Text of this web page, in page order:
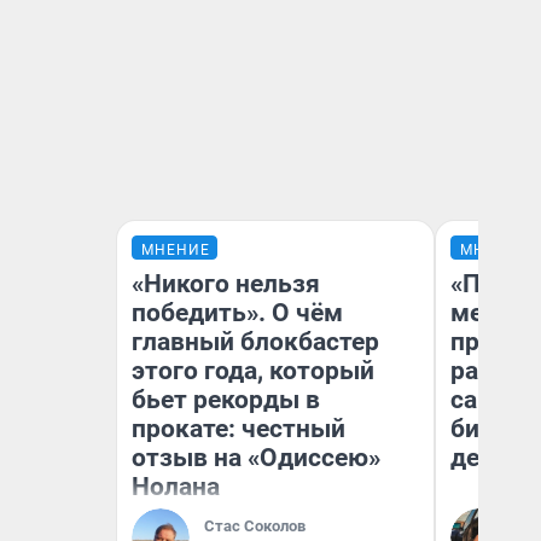
МНЕНИЕ
«Никого нельзя
победить». О чём
главный блокбастер
этого года, который
бьет рекорды в
прокате: честный
отзыв на «Одиссею»
Нолана
Стас Соколов
МНЕНИЕ
самом